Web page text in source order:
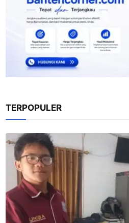
TERPOPULER